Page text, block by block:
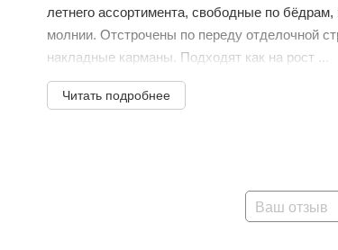
летнего ассортимента, свободные по
молнии. Отстрочены по переду отделочной
накладные карманы. Подходят как на рост ...
Читать подробнее
Ваш отзыв